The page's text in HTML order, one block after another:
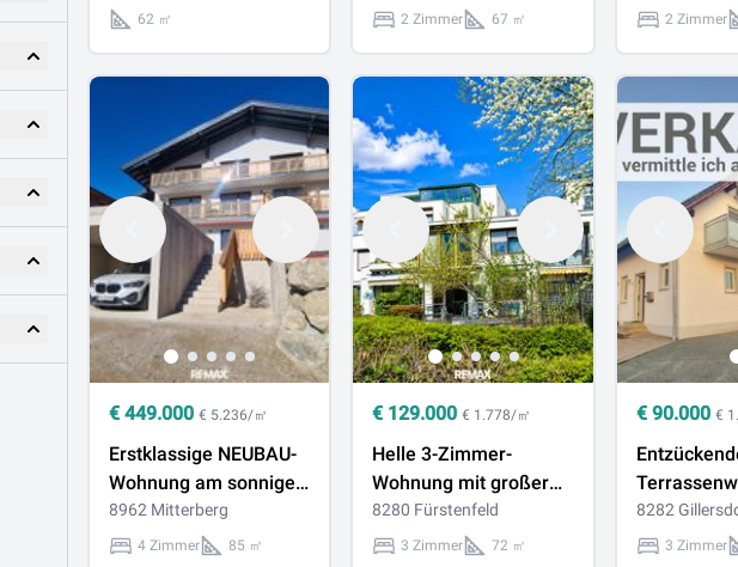
mit Lift und KFZ
Zentrum!
62 ㎡
Fürstenfeld
2 Zimmer 67 ㎡ 2 Zimmer
€ 449.000 € 5.236/㎡
Erstklassige NEUBAU-
Wohnung am sonnigen
Mitterberg!
8962 Mitterberg
4 Zimmer 85 ㎡
€ 129.000 € 1.778/㎡
Helle 3-Zimmer-
Wohnung mit großer
West-Terrasse und
hochwertiger
8280 Fürstenfeld
3 Zimmer 72 ㎡
€ 90.000 €
VERKAUFT
8282
3 Zimmer